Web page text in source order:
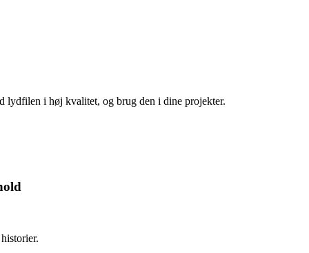
i høj kvalitet, og brug den i dine projekter.